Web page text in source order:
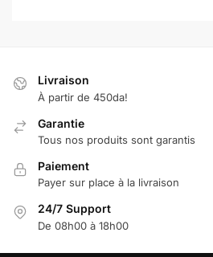
Livraison
À partir de 450da!
Garantie
Tous nos produits sont garantis
Paiement
Payer sur place à la livraison
24/7 Support
De 08h00 à 18h00